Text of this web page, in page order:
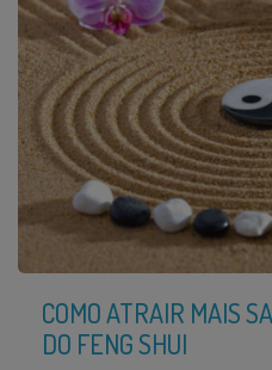
COMO ATRAIR MAIS
DO FENG SHUI